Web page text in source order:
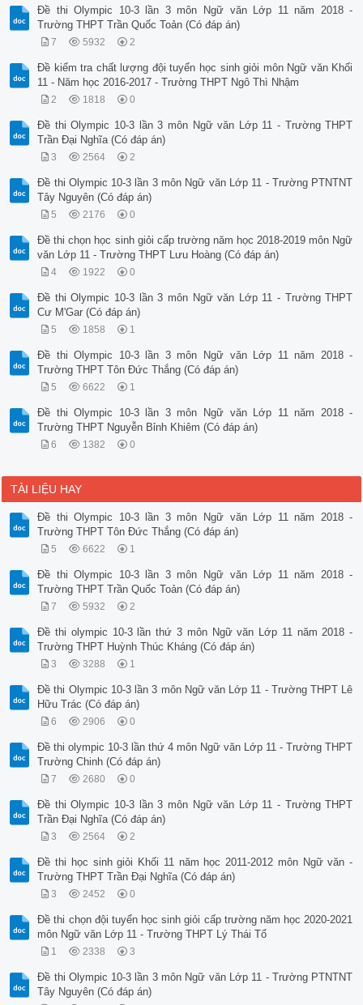
Đề thi Olympic 10-3 lần 3 môn Ngữ văn Lớp 11 năm 2018 -
Trường THPT Trần Quốc Toản (Có đáp án)
7 5932 2
Đề kiểm tra chất lượng đội tuyển học sinh giỏi môn Ngữ văn Khối
11 - Năm học 2016-2017 - Trường THPT Ngô Thì Nhậm
2 1818 0
Đề thi Olympic 10-3 lần 3 môn Ngữ văn Lớp 11 - Trường THPT
Trần Đại Nghĩa (Có đáp án)
3 2564 2
Đề thi Olympic 10-3 lần 3 môn Ngữ văn Lớp 11 - Trường PTNTNT
Tây Nguyên (Có đáp án)
5 2176 0
Đề thi chọn học sinh giỏi cấp trường năm học 2018-2019 môn Ngữ
văn Lớp 11 - Trường THPT Lưu Hoàng (Có đáp án)
4 1922 0
Đề thi Olympic 10-3 lần 3 môn Ngữ văn Lớp 11 - Trường THPT
Cư M'Gar (Có đáp án)
5 1858 1
Đề thi Olympic 10-3 lần 3 môn Ngữ văn Lớp 11 năm 2018 -
Trường THPT Tôn Đức Thắng (Có đáp án)
5 6622 1
Đề thi Olympic 10-3 lần 3 môn Ngữ văn Lớp 11 năm 2018 -
Trường THPT Nguyễn Bỉnh Khiêm (Có đáp án)
6 1382 0
TÀI LIỆU HAY
Đề thi Olympic 10-3 lần 3 môn Ngữ văn Lớp 11 năm 2018 -
Trường THPT Tôn Đức Thắng (Có đáp án)
5 6622 1
Đề thi Olympic 10-3 lần 3 môn Ngữ văn Lớp 11 năm 2018 -
Trường THPT Trần Quốc Toản (Có đáp án)
7 5932 2
Đề thi olympic 10-3 lần thứ 3 môn Ngữ văn Lớp 11 năm 2018 -
Trường THPT Huỳnh Thúc Kháng (Có đáp án)
3 3288 1
Đề thi Olympic 10-3 lần 3 môn Ngữ văn Lớp 11 - Trường THPT Lê
Hữu Trác (Có đáp án)
6 2906 0
Đề thi olympic 10-3 lần thứ 4 môn Ngữ văn Lớp 11 - Trường THPT
Trường Chinh (Có đáp án)
7 2680 0
Đề thi Olympic 10-3 lần 3 môn Ngữ văn Lớp 11 - Trường THPT
Trần Đại Nghĩa (Có đáp án)
3 2564 2
Đề thi học sinh giỏi Khối 11 năm học 2011-2012 môn Ngữ văn -
Trường THPT Trần Đại Nghĩa (Có đáp án)
3 2452 0
Đề thi chọn đội tuyển học sinh giỏi cấp trường năm học 2020-2021
môn Ngữ văn Lớp 11 - Trường THPT Lý Thái Tổ
1 2338 3
Đề thi Olympic 10-3 lần 3 môn Ngữ văn Lớp 11 - Trường PTNTNT
Tây Nguyên (Có đáp án)